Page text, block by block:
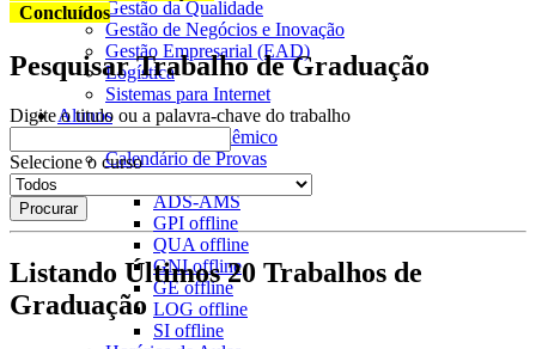
Gestão da Qualidade
Gestão de Negócios e Inovação
Gestão Empresarial (EAD)
Logística
Sistemas para Internet
Alunos
Calendário Acadêmico
Calendário de Provas
ADSoffline
ADS-AMS
GPI offline
QUA offline
GNIoffline
GEoffline
LOG offline
SI offline
Concluídos
Pesquisar Trabalho de Graduação
Digite o titulo ou a palavra-chave do trabalho
Selecione o curso
Listando Últimos 20 Trabalhos de
Graduação